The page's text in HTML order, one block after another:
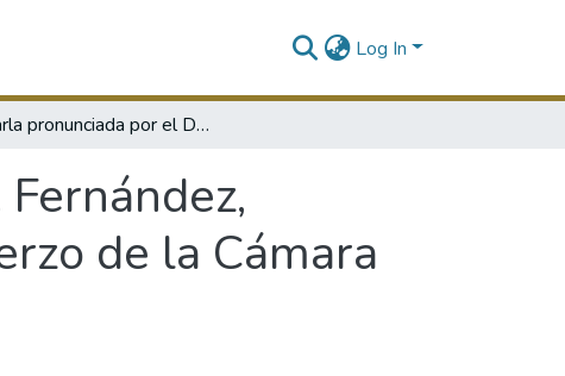
Log In
Charla pronunciada por el Dr. Diógenes H. Fernández, gobernador del Banco Central en el Almuerzo de la Cámara Americana de Comercio
de la Cámara